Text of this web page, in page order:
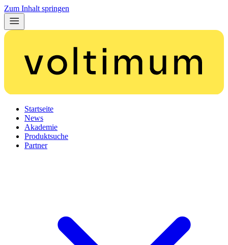
Zum Inhalt springen
Startseite
News
Akademie
Produktsuche
Partner